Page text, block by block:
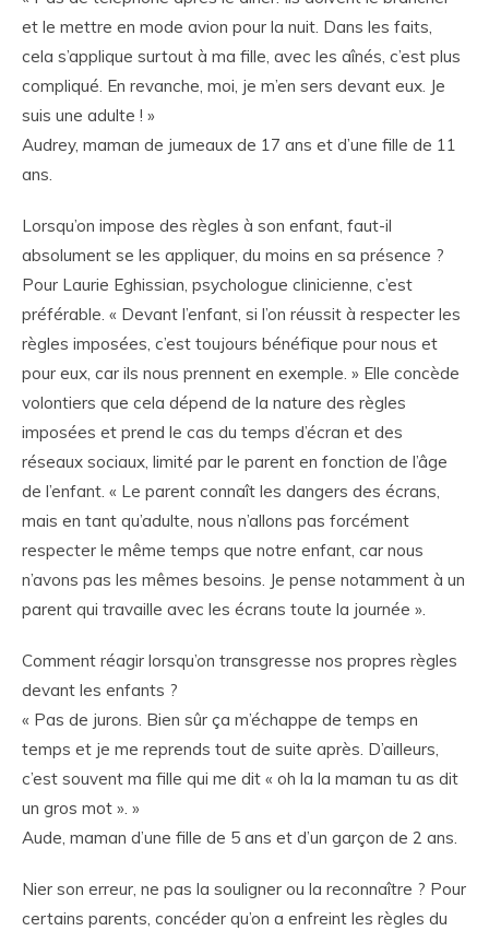
et le mettre en mode avion pour la nuit. Dans les faits,
cela s’applique surtout à ma fille, avec les aînés, c’est plus
compliqué. En revanche, moi, je m’en sers devant eux. Je
suis une adulte ! »
Audrey, maman de jumeaux de 17 ans et d’une fille de 11
ans.
Lorsqu’on impose des règles à son enfant, faut-il
absolument se les appliquer, du moins en sa présence ?
Pour Laurie Eghissian, psychologue clinicienne, c’est
préférable. « Devant l’enfant, si l’on réussit à respecter les
règles imposées, c’est toujours bénéfique pour nous et
pour eux, car ils nous prennent en exemple. » Elle concède
volontiers que cela dépend de la nature des règles
imposées et prend le cas du temps d’écran et des
réseaux sociaux, limité par le parent en fonction de l’âge
de l’enfant. « Le parent connaît les dangers des écrans,
mais en tant qu’adulte, nous n’allons pas forcément
respecter le même temps que notre enfant, car nous
n’avons pas les mêmes besoins. Je pense notamment à un
parent qui travaille avec les écrans toute la journée ».
Comment réagir lorsqu’on transgresse nos propres règles
devant les enfants ?
« Pas de jurons. Bien sûr ça m’échappe de temps en
temps et je me reprends tout de suite après. D’ailleurs,
c’est souvent ma fille qui me dit « oh la la maman tu as dit
un gros mot ». »
Aude, maman d’une fille de 5 ans et d’un garçon de 2 ans.
Nier son erreur, ne pas la souligner ou la reconnaître ? Pour
certains parents, concéder qu’on a enfreint les règles du